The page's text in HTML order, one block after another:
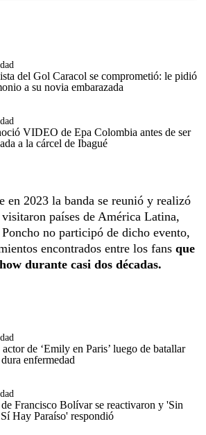
del Gol Caracol se comprometió: le pidió
a su novia embarazada
VIDEO de Epa Colombia antes de ser
a la cárcel de Ibagué
en 2023 la banda se reunió y realizó
países de América Latina,
no participó de dicho evento,
encontrados entre los fans que
durante casi dos décadas.
de ‘Emily en Paris’ luego de batallar
enfermedad
de Francisco Bolívar se reactivaron y 'Sin
Sí Hay Paraíso' respondió